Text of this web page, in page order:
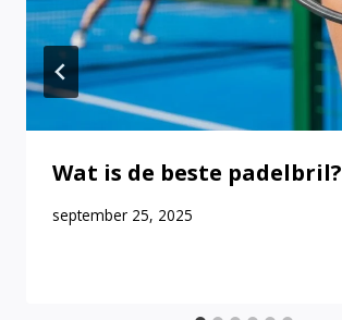
Wat is de beste padelbril?
september 25, 2025